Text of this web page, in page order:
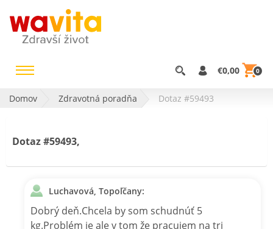
€0,00 0
Domov Zdravotná poradňa Dotaz #59493
Dotaz #59493,
Luchavová, Topoľčany:
Dobrý deň.Chcela by som schudnúť 5
kg.Problém je ale v tom že pracujem na tri